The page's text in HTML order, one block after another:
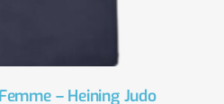
– Heining Judo